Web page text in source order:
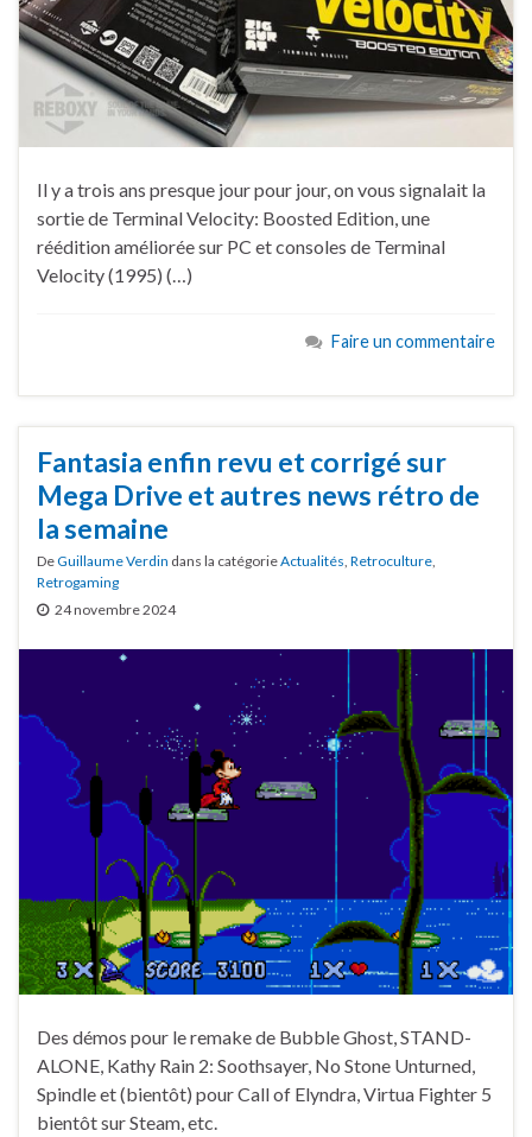
Il y a trois ans presque jour pour jour, on vous signalait la
sortie de Terminal Velocity: Boosted Edition, une
réédition améliorée sur PC et consoles de Terminal
Velocity (1995) (…)
Faire un commentaire
Fantasia enfin revu et corrigé sur
Mega Drive et autres news rétro de
la semaine
DeGuillaume Verdin dans la catégorieActualités Retroculture
Retrogaming
24 novembre 2024
Des démos pour le remake de Bubble Ghost, STAND-
ALONE, Kathy Rain 2: Soothsayer, No Stone Unturned,
Spindle et (bientôt) pour Call of Elyndra, Virtua Fighter 5
bientôt sur Steam, etc.